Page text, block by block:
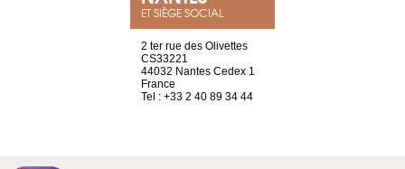
ET SIÈGE SOCIAL
2 ter rue des Olivettes
CS33221
44032 Nantes Cedex 1
France
Tel : +33 2 40 89 34 44